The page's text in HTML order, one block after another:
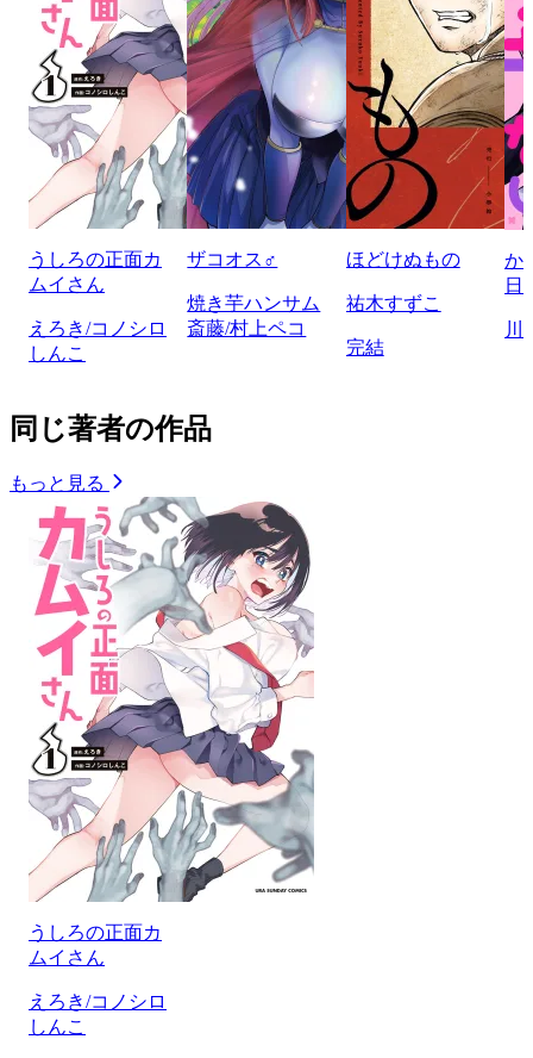
うしろの正面カ
ムイさん
えろき/コノシロ
しんこ
ザコオス♂
焼き芋ハンサム
斎藤/村上ペコ
ほどけぬもの
祐木すずこ
完結
か
日
川
同じ著者の作品
もっと見る
うしろの正面カ
ムイさん
えろき/コノシロ
しんこ